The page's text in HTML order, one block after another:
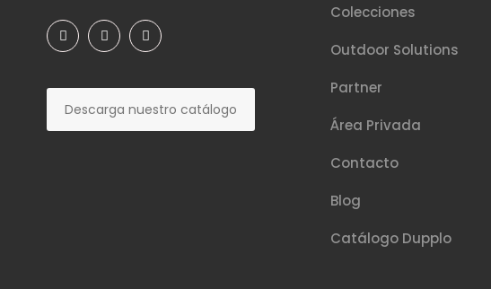
Descarga nuestro catálogo
Colecciones
Outdoor Solutions
Partner
Área Privada
Contacto
Blog
Catálogo Dupplo